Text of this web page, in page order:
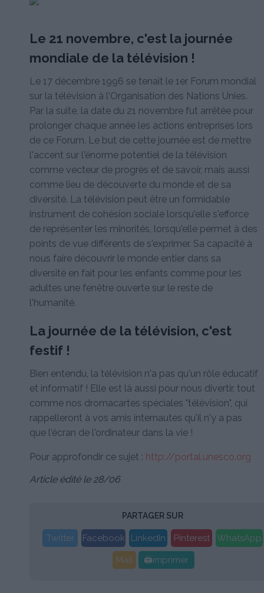
Le 21 novembre, c'est la journée
mondiale de la télévision !
Le 17 décembre 1996 se tenait le 1er Forum mondial
sur la télévision à l'Organisation des Nations Unies.
Par la suite, la date du 21 novembre fut arrêtée pour
prolonger chaque année les actions entreprises lors
de ce Forum. Le but de cette journée est de mettre
l'accent sur l'énorme potentiel de la télévision
comme vecteur de progrès et de savoir, mais aussi
comme lieu de découverte du monde et de sa
diversité. La télévision peut être un formidable
instrument de cohésion sociale lorsqu'elle s'efforce
de représenter les minorités, lorsqu'elle permet à des
points de vue différents de s'exprimer. Sa capacité à
nous faire découvrir le monde entier dans sa
diversité en fait pour les enfants comme pour les
adultes une fenêtre ouverte sur le reste de
l'humanité.
La journée de la télévision, c'est
festif !
Bien entendu, la télévision n'a pas qu'un rôle éducatif
et informatif ! Elle est là aussi pour nous divertir, tout
comme nos dromacartes spéciales "télévision", qui
rappelleront à vos amis internautes qu'il n'y a pas
que l'écran de l'ordinateur dans la vie !
Pour approfondir ce sujet : http://portal.unesco.org
Article édité le 28/06
PARTAGER SUR
Twitter Facebook LinkedIn Pinterest WhatsApp
Mail 🖨imprimer